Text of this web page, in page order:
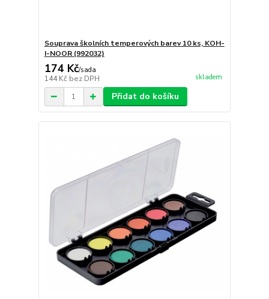
Souprava školních temperových barev 10 ks, KOH-
I-NOOR (992032)
174 Kč/sada
144 Kč bez DPH skladem
Přidat do košíku